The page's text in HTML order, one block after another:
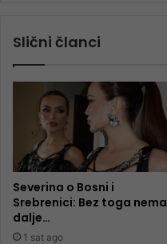
Slični članci
Severina o Bosni i
Srebrenici: Bez toga nema
dalje…
1 sat ago